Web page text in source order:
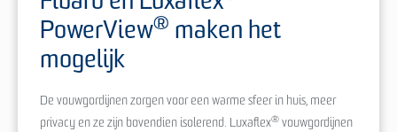
PowerView® maken het
mogelijk
De vouwgordijnen zorgen voor een warme sfeer in huis, meer
privacy en ze zijn bovendien isolerend. Luxaflex® vouwgordijnen